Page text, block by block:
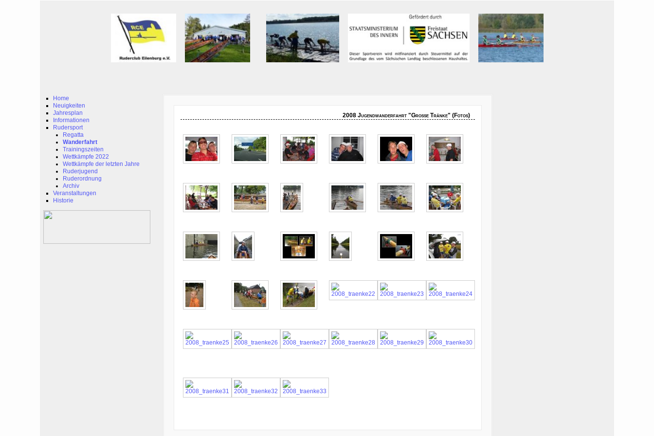
Home
Neuigkeiten
Jahresplan
Informationen
Rudersport
Regatta
Wanderfahrt
Trainingszeiten
Wettkämpfe 2022
Wettkämpfe der letzten Jahre
Ruderjugend
Ruderordnung
Archiv
Veranstaltungen
Historie
2008 Jugendwanderfahrt "Große Tränke" (Fotos)